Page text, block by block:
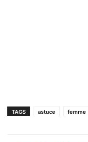
TAGS astuce femme